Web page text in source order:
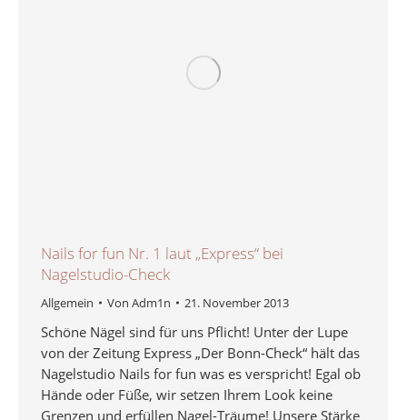
Nails for fun Nr. 1 laut „Express“ bei
Nagelstudio-Check
Allgemein Von Adm1n 21. November 2013
Schöne Nägel sind für uns Pflicht! Unter der Lupe
von der Zeitung Express „Der Bonn-Check“ hält das
Nagelstudio Nails for fun was es verspricht! Egal ob
Hände oder Füße, wir setzen Ihrem Look keine
Grenzen und erfüllen Nagel-Träume! Unsere Stärke